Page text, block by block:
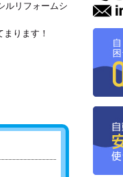
ルリフォームシ
ります！